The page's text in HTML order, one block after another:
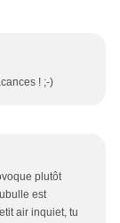
! ;-)
plutôt
est
air inquiet, tu